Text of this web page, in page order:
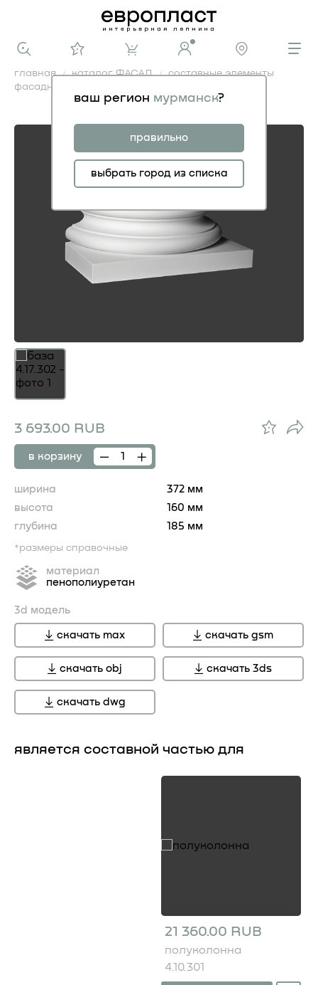
ваш регион мурманск?
правильно
выбрать город из списка
главная каталог ФАСАД
составные элементы
фасадные
база 4.17.302
3 693.00 RUB
в корзину
ширина
372 мм
высота
160 мм
глубина
185 мм
*размеры справочные
материал
пенополиуретан
3d модель
скачать max скачать gsm
скачать obj скачать 3ds
скачать dwg
является составной частью для
21 360.00 RUB
полуколонна
4.10.301